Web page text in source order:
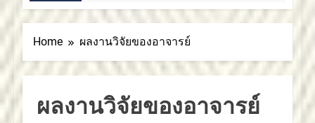
Home ผลงานวิจัยของอาจารย์
ผลงานวิจัยของอาจารย์